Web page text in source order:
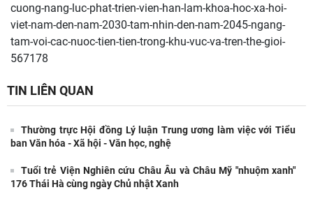
cuong-nang-luc-phat-trien-vien-han-lam-khoa-hoc-xa-hoi-
viet-nam-den-nam-2030-tam-nhin-den-nam-2045-ngang-
tam-voi-cac-nuoc-tien-tien-trong-khu-vuc-va-tren-the-gioi-
567178
TIN LIÊN QUAN
Thường trực Hội đồng Lý luận Trung ương làm việc với Tiểu
ban Văn hóa - Xã hội - Văn học, nghệ
Tuổi trẻ Viện Nghiên cứu Châu Âu và Châu Mỹ "nhuộm xanh"
176 Thái Hà cùng ngày Chủ nhật Xanh